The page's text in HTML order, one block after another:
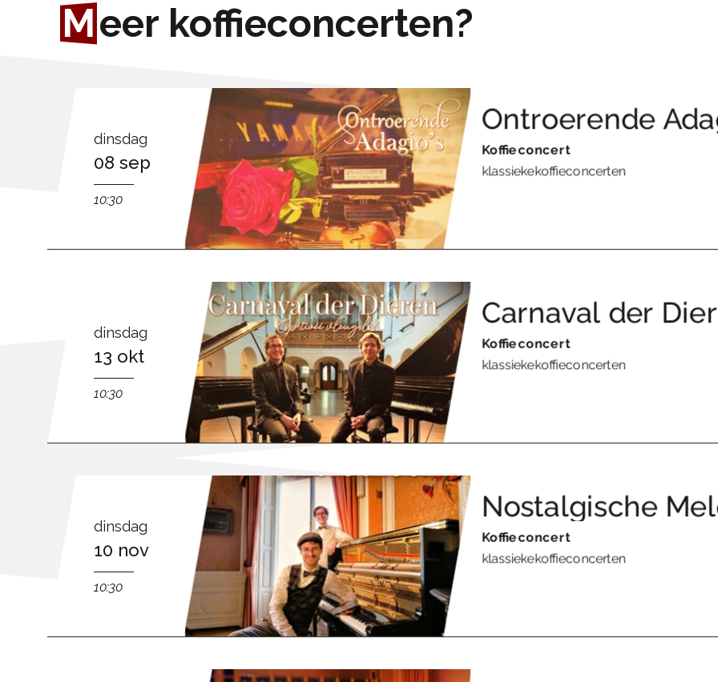
Meer koffieconcerten?
dinsdag
08 sep
10:30
Ontroerende
Koffieconcert
klassiekekoffieconcerten
dinsdag
13 okt
10:30
Carnaval der
Koffieconcert
klassiekekoffieconcerten
dinsdag
10 nov
10:30
Nostalgische
Koffieconcert
klassiekekoffieconcerten